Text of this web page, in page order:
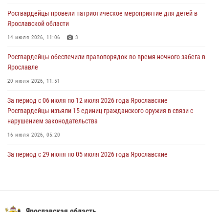
За период с 20 июля по 26 июля 2026 года Ярославские
Росгвардейцы изъяли 41 единицу гражданского оружия в связи с
нарушением законодательства
В региональном управлении Росгвардии состоялся молебен,
приуроченный к празднику Крещения Руси
Росгвардейцы провели патриотическое мероприятие для детей в
Ярославской области
14 июля 2026, 11:06 3
Росгвардейцы обеспечили правопорядок во время ночного забега в
Ярославле
20 июля 2026, 11:51
За период с 06 июля по 12 июля 2026 года Ярославские
Росгвардейцы изъяли 15 единиц гражданского оружия в связи с
нарушением законодательства
16 июля 2026, 05:20
За период с 29 июня по 05 июля 2026 года Ярославские
Росгвардейцы оказали помощь пострадавшему в ДТП